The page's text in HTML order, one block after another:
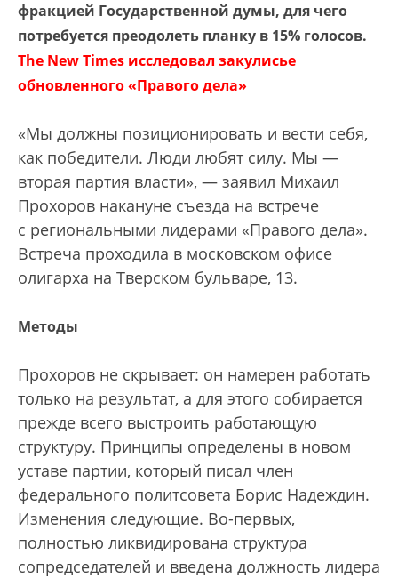
фракцией Государственной думы, для чего
потребуется преодолеть планку в 15% голосов.
The New Times исследовал закулисье
обновленного «Правого дела»
«Мы должны позиционировать и вести себя,
как победители. Люди любят силу. Мы —
вторая партия власти», — заявил Михаил
Прохоров накануне съезда на встрече
с региональными лидерами «Правого дела».
Встреча проходила в московском офисе
олигарха на Тверском бульваре, 13.
Методы
Прохоров не скрывает: он намерен работать
только на результат, а для этого собирается
прежде всего выстроить работающую
структуру. Принципы определены в новом
уставе партии, который писал член
федерального политсовета Борис Надеждин.
Изменения следующие. Во-первых,
полностью ликвидирована структура
сопредседателей и введена должность лидера